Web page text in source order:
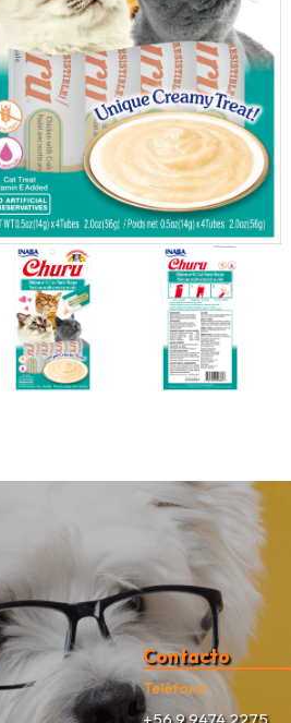
Contacto
Teléfono